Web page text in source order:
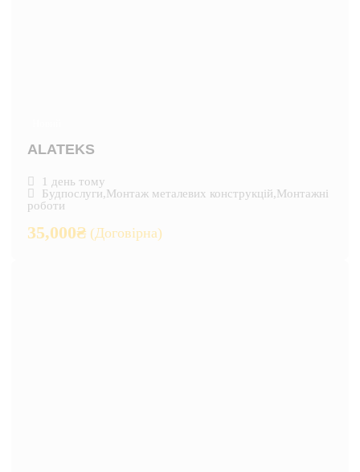
ALATEKS
1 день тому
Будпослуги,Монтаж металевих конструкцій,Монтажні
роботи
35,000₴ (Договірна)